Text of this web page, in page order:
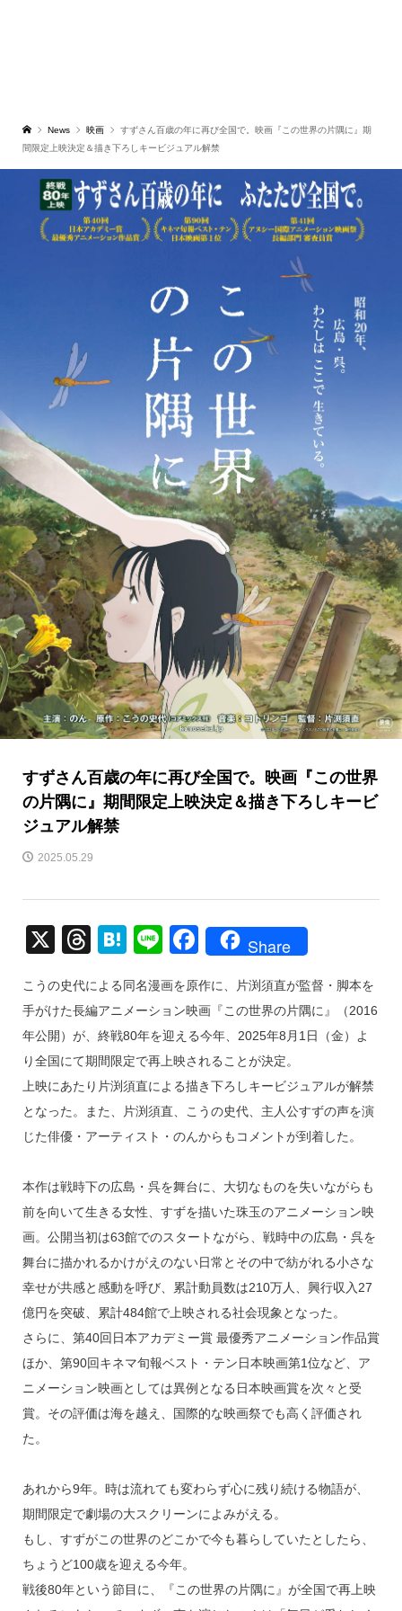
News 映画
すずさん百歳の年に再び全国で。映画『この世界の片隅に』期
間限定上映決定＆描き下ろしキービジュアル解禁
すずさん百歳の年に再び全国で。映画『この世界
の片隅に』期間限定上映決定＆描き下ろしキービ
ジュアル解禁
2025.05.29
X T
e
a
d
s
H
e
n
a
Li
e
F
c
e
b
o
o
k
Share
こうの史代による同名漫画を原作に、片渕須直が監督・脚本を
手がけた長編アニメーション映画『この世界の片隅に』（2016
年公開）が、終戦80年を迎える今年、2025年8月1日（金）よ
り全国にて期間限定で再上映されることが決定。
上映にあたり片渕須直による描き下ろしキービジュアルが解禁
となった。また、片渕須直、こうの史代、主人公すずの声を演
じた俳優・アーティスト・のんからもコメントが到着した。
本作は戦時下の広島・呉を舞台に、大切なものを失いながらも
前を向いて生きる女性、すずを描いた珠玉のアニメーション映
画。公開当初は63館でのスタートながら、戦時中の広島・呉を
舞台に描かれるかけがえのない日常とその中で紡がれる小さな
幸せが共感と感動を呼び、累計動員数は210万人、興行収入27
億円を突破、累計484館で上映される社会現象となった。
さらに、第40回日本アカデミー賞 最優秀アニメーション作品賞
ほか、第90回キネマ旬報ベスト・テン日本映画第1位など、ア
ニメーション映画としては異例となる日本映画賞を次々と受
賞。その評価は海を越え、国際的な映画祭でも高く評価され
た。
あれから9年。時は流れても変わらず心に残り続ける物語が、
期間限定で劇場の大スクリーンによみがえる。
もし、すずがこの世界のどこかで今も暮らしていたとしたら、
ちょうど100歳を迎える今年。
戦後80年という節目に、『この世界の片隅に』が全国で再上映